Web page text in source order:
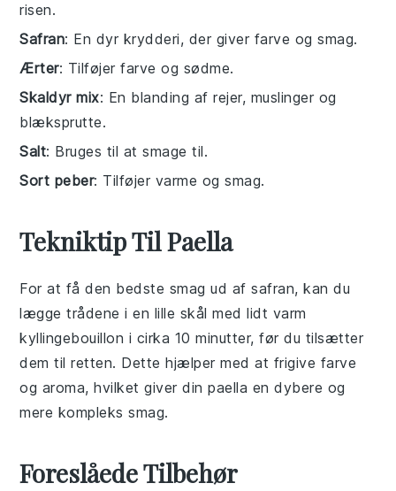
risen.
Safran: En dyr krydderi, der giver farve og smag.
Ærter: Tilføjer farve og sødme.
Skaldyr mix: En blanding af rejer, muslinger og
blæksprutte.
Salt: Bruges til at smage til.
Sort peber: Tilføjer varme og smag.
Tekniktip Til Paella
For at få den bedste smag ud afsafran, kan du
lægge trådene i en lille skål med lidt varm
kyllingebouillon i cirka 10 minutter, før du tilsætter
dem til retten. Dette hjælper med at frigive farve
og aroma, hvilket giver dinpaella en dybere og
mere kompleks smag.
Foreslåede Tilbehør